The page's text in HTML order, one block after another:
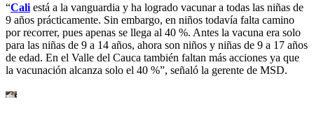
“Cali está a la vanguardia y ha logrado vacunar a todas las niñas de
9 años prácticamente. Sin embargo, en niños todavía falta camino
por recorrer, pues apenas se llega al 40 %. Antes la vacuna era solo
para las niñas de 9 a 14 años, ahora son niños y niñas de 9 a 17 años
de edad. En el Valle del Cauca también faltan más acciones ya que
la vacunación alcanza solo el 40 %”, señaló la gerente de MSD.